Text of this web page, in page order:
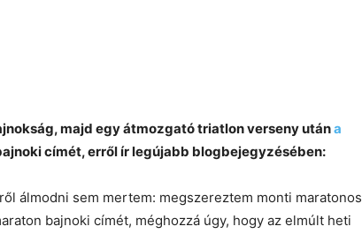
majd egy átmozgató triatlon verseny utána
címét, erről ír legújabb blogbejegyzésében:
álmodni sem mertem: megszereztem monti maratonos
bajnoki címét, méghozzá úgy, hogy az elmúlt heti